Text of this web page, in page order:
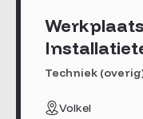
Headhunter
Techniek
Volkel